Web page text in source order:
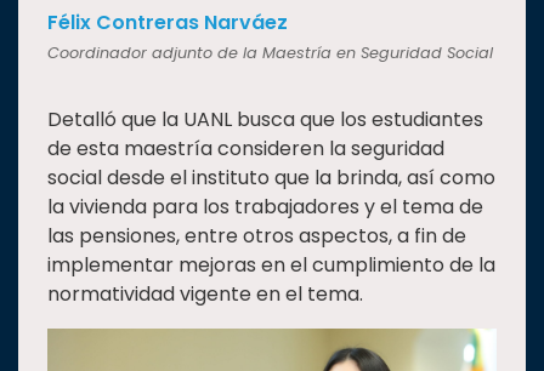
Félix Contreras Narváez
Coordinador adjunto de la Maestría en Seguridad Social
Detalló que la UANL busca que los estudiantes
de esta maestría consideren la seguridad
social desde el instituto que la brinda, así como
la vivienda para los trabajadores y el tema de
las pensiones, entre otros aspectos, a fin de
implementar mejoras en el cumplimiento de la
normatividad vigente en el tema.